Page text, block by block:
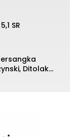
SR
Ditolak